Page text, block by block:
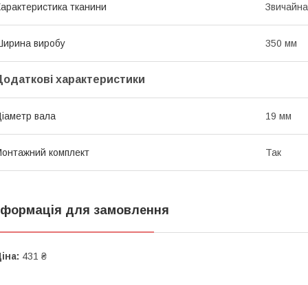
тканини Звичайна
виробу 350 мм
характеристики
вала 19 мм
комплект Так
для замовлення
431 ₴